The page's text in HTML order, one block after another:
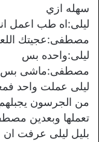
سهله ازي
ليلى:اه طب اعمل
مصطفى:عجيتك
ليلى:واحده بس
مصطفى:ماشى بس
ليلى عملت واحد
من الجرسون
تعملها وبعدين
بليل ليلى عرفت